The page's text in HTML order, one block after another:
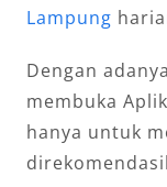
Lampung
Dengan
membuka
hanya untuk